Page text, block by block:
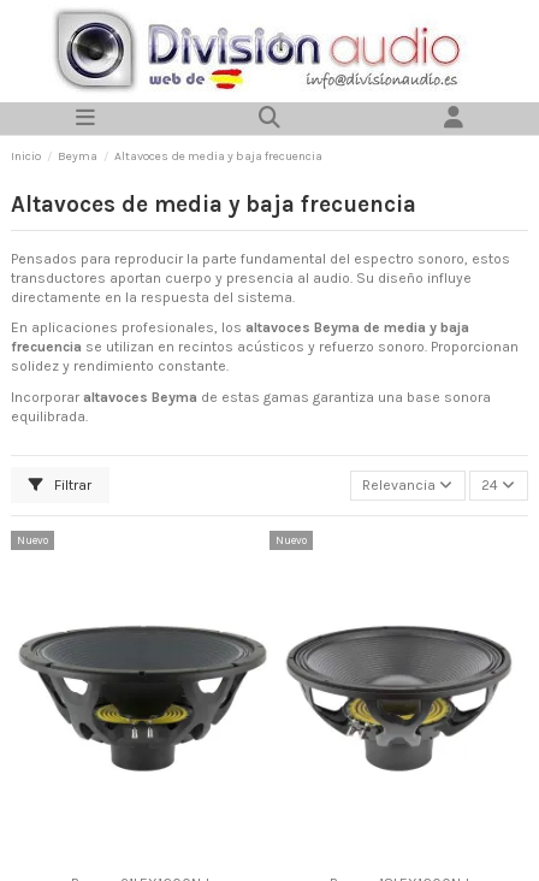
Inicio Beyma Altavoces de media y baja frecuencia
Altavoces de media y baja frecuencia
Pensados para reproducir la parte fundamental del espectro sonoro, estos
transductores aportan cuerpo y presencia al audio. Su diseño influye
directamente en la respuesta del sistema.
En aplicaciones profesionales, los altavoces Beyma de media y baja
frecuencia se utilizan en recintos acústicos y refuerzo sonoro. Proporcionan
solidez y rendimiento constante.
Incorporar altavoces Beyma de estas gamas garantiza una base sonora
equilibrada.
Filtrar Relevancia 24
Nuevo Nuevo